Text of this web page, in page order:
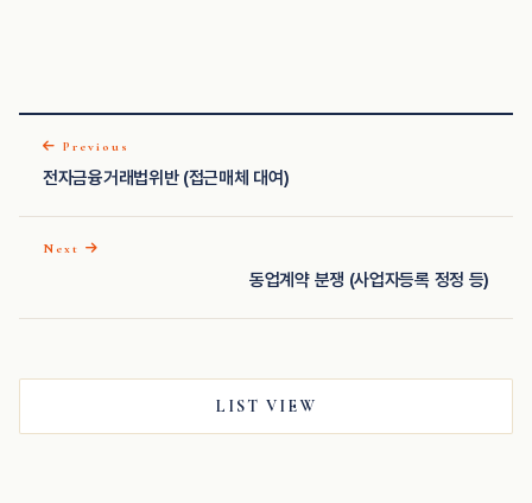
Previous
전자금융거래법위반 (접근매체 대여)
Next
동업계약 분쟁 (사업자등록 정정 등)
LIST VIEW